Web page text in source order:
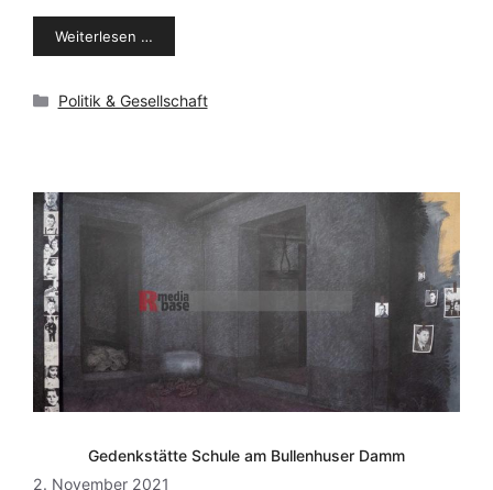
Weiterlesen …
Kategorien
Politik & Gesellschaft
Gedenkstätte Schule am Bullenhuser Damm
2. November 2021